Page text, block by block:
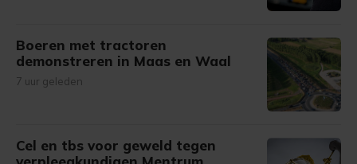
Boeren met tractoren
demonstreren in Maas en Waal
7 uur geleden
Cel en tbs voor geweld tegen